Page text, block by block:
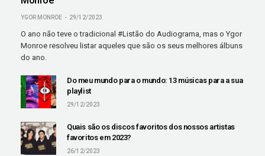
YGOR MONROE 29/12/2023
O ano não teve o tradicional #Listão do Audiograma, mas o Ygor
Monroe resolveu listar aqueles que são os seus melhores álbuns
do ano.
Do meu mundo para o mundo: 13 músicas para a sua
playlist
29/12/2023
Quais são os discos favoritos dos nossos artistas
favoritos em 2023?
26/12/2023